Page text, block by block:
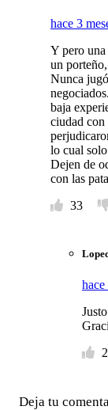
hace 3
Y pero
un
Nunca
baja
ciudad con
lo cual
Dejen de
con las
33
hace
2
Deja tu